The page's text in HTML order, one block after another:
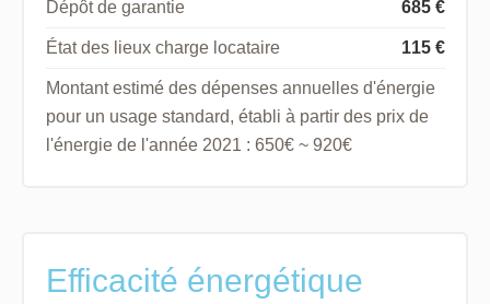
Dépôt de garantie 685 €
État des lieux charge locataire 115 €
Montant estimé des dépenses annuelles d'énergie
pour un usage standard, établi à partir des prix de
l'énergie de l'année 2021 : 650€ ~ 920€
Efficacité énergétique